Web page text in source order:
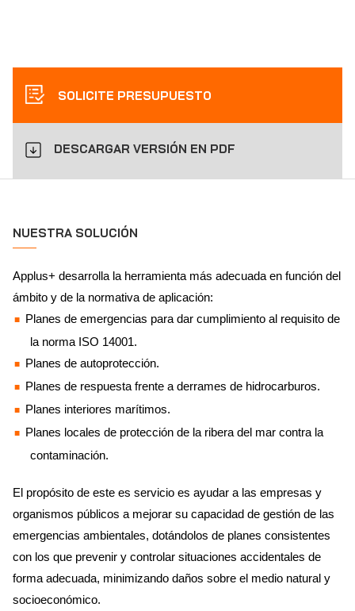
SOLICITE PRESUPUESTO
DESCARGAR VERSIÓN EN PDF
NUESTRA SOLUCIÓN
Applus+ desarrolla la herramienta más adecuada en función del
ámbito y de la normativa de aplicación:
Planes de emergencias para dar cumplimiento al requisito de
la norma ISO 14001.
Planes de autoprotección.
Planes de respuesta frente a derrames de hidrocarburos.
Planes interiores marítimos.
Planes locales de protección de la ribera del mar contra la
contaminación.
El propósito de este es servicio es ayudar a las empresas y
organismos públicos a mejorar su capacidad de gestión de las
emergencias ambientales, dotándolos de planes consistentes
con los que prevenir y controlar situaciones accidentales de
forma adecuada, minimizando daños sobre el medio natural y
socioeconómico.